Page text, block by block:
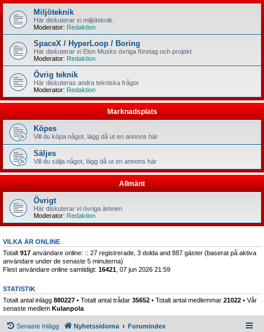
Miljöteknik
Här diskuterar vi miljöteknik.
Moderator: Redaktion
SpaceX / HyperLoop / Boring
Här diskuterar vi Elon Musks övriga företag och projekt.
Moderator: Redaktion
Övrig teknik
Här diskuteras andra tekniska frågor
Moderator: Redaktion
Marknadsplats
Köpes
Vill du köpa något, lägg då ut en annons här
Säljes
Vill du sälja något, lägg då ut en annons här
Allmänt
Övrigt
Här diskuterar vi övriga ämnen.
Moderator: Redaktion
VILKA ÄR ONLINE
Totalt 917 användare online: :: 27 registrerade, 3 dolda and 887 gäster (baserat på aktiva
användare under de senaste 5 minuterna)
Flest användare online samtidigt: 16421 , 07 jun 2026 21:59
STATISTIK
Totalt antal inlägg 880227 • Totalt antal trådar 35652 • Totalt antal medlemmar 21022 • Vår
senaste medlem Kulanpola
Senaste Inlägg Nyhetssidorna Forumindex